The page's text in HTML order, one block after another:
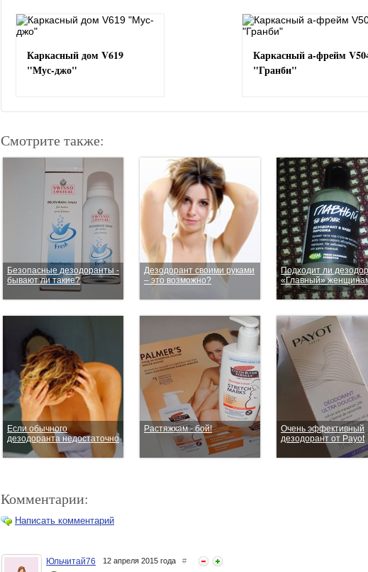
Каркасный дом V619
"Мус-джо"
Каркасный а-фрейм
"Гранби"
Смотрите также:
Безопасные дезодоранты -
бывают ли такие?
Дезодорант своими руками
– это возможно?
Подходит ли
«Главный»
Если обычного
дезодоранта недостаточно
Растяжкам - бой!
Очень эффективный
дезодорант от Payot
Комментарии:
Написать комментарий
Юльчитай76 12 апреля 2015 года #